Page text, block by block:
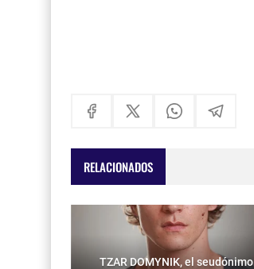
RELACIONADOS
TZAR DOMYNIK, el seudónimo